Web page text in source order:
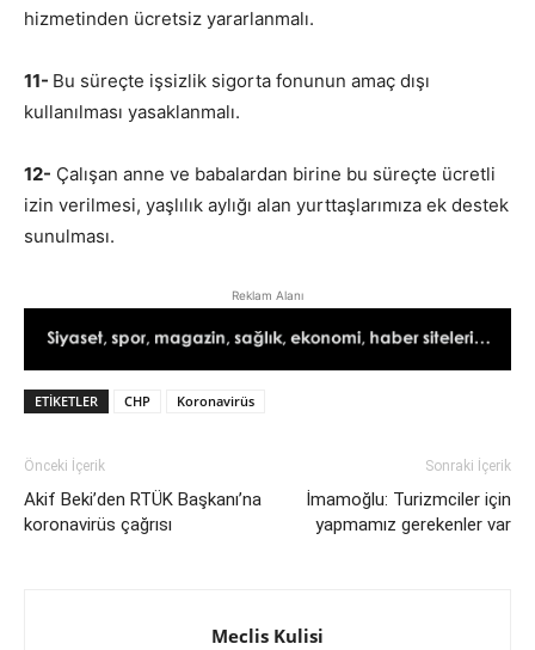
hizmetinden ücretsiz yararlanmalı.
11- Bu süreçte işsizlik sigorta fonunun amaç dışı
kullanılması yasaklanmalı.
12- Çalışan anne ve babalardan birine bu süreçte ücretli
izin verilmesi, yaşlılık aylığı alan yurttaşlarımıza ek destek
sunulması.
Reklam Alanı
ETIKETLER CHP Koronavirüs
Önceki İçerik
Akif Beki’den RTÜK Başkanı’na
koronavirüs çağrısı
Sonraki İçerik
İmamoğlu: Turizmciler için
yapmamız gerekenler var
Meclis Kulisi